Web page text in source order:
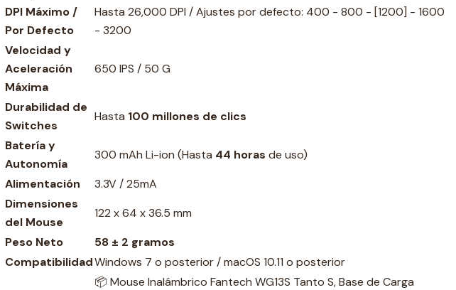
DPI Máximo /
Por Defecto
Hasta 26,000 DPI / Ajustes por defecto: 400 - 800 - [1200] - 1600
- 3200
Velocidad y
Aceleración
Máxima
650 IPS / 50 G
Durabilidad de
Switches
Hasta 100 millones de clics
Batería y
Autonomía
300 mAh Li-ion (Hasta 44 horas de uso)
Alimentación
3.3V / 25mA
Dimensiones
del Mouse
122 x 64 x 36.5 mm
Peso Neto
58 ± 2 gramos
CompatibilidadWindows 7 o posterior / macOS 10.11 o posterior
📦 Mouse Inalámbrico Fantech WG13S Tanto S, Base de Carga